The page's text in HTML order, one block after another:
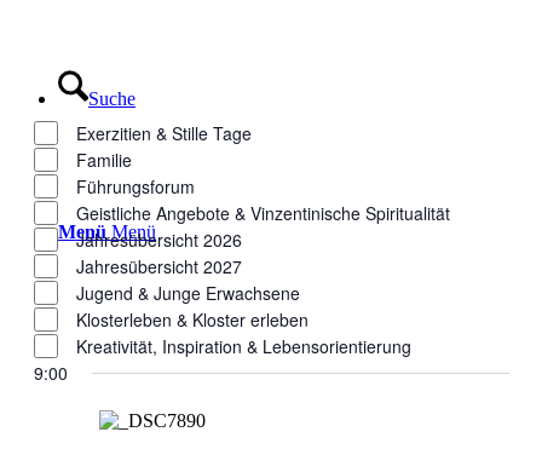
Suche
Menü Menü
Filter
öffnen
Filter
schließen
Veranstaltung
Kategorie
Exerzitien & Stille Tage
Familie
Führungsforum
Geistliche Angebote & Vinzentinische Spiritualität
Jahresübersicht 2026
Jahresübersicht 2027
Jugend & Junge Erwachsene
Klosterleben & Kloster erleben
Kreativität, Inspiration & Lebensorientierung
9:00